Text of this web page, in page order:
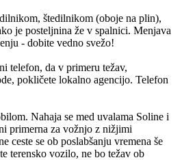
štedilnikom (oboje na plin),
je posteljnina že v spalnici. Menjava
- dobite vedno svežo!
telefon, da v primeru težav,
pokličete lokalno agencijo. Telefon
Nahaja se med uvalama Soline i
primerna za vožnjo z nižjimi
ceste se ob poslabšanju vremena še
terensko vozilo, ne bo težav ob